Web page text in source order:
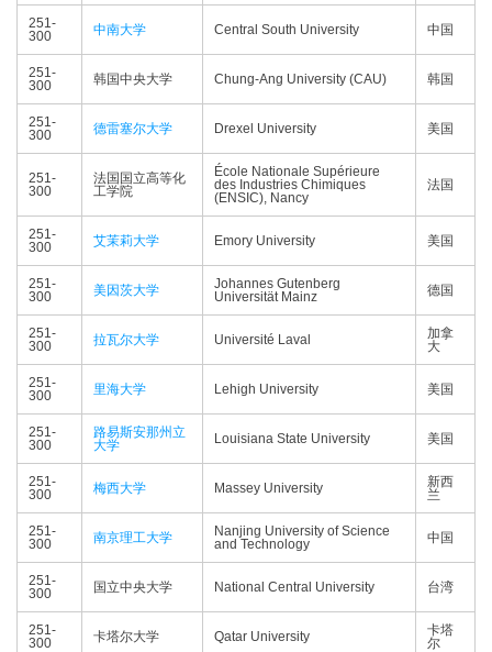
251-
300
中南大学 Central South University 中国
251-
300
韩国中央大学 Chung-Ang University (CAU) 韩国
251-
300
德雷塞尔大学 Drexel University 美国
251-
300
法国国立高等化
工学院
École Nationale Supérieure
des Industries Chimiques
(ENSIC), Nancy
法国
251-
300
艾茉莉大学 Emory University 美国
251-
300
美因茨大学
Johannes Gutenberg
Universität Mainz
德国
251-
300
拉瓦尔大学 Université Laval
加拿
大
251-
300
里海大学 Lehigh University 美国
251-
300
路易斯安那州立
大学
Louisiana State University 美国
251-
300
梅西大学 Massey University
新西
兰
251-
300
南京理工大学
Nanjing University of Science
and Technology
中国
251-
300
国立中央大学 National Central University 台湾
251-
300
卡塔尔大学 Qatar University
卡塔
尔